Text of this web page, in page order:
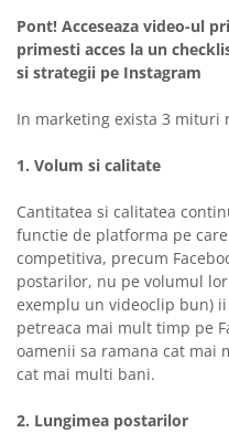
Pont! Acceseaza video-ul
primesti acces la un
si strategii pe Instagram
In marketing exista 3 mituri
1. Volum si calitate
Cantitatea si calitatea
functie de platforma pe
competitiva, precum
postarilor, nu pe volumul
exemplu un videoclip bun)
petreaca mai mult timp pe
oamenii sa ramana cat mai
cat mai multi bani.
2. Lungimea postarilor